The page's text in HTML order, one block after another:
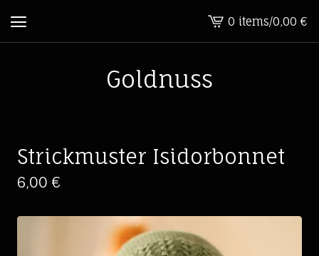
View
cart
0 items/0,00 €
Goldnuss
Strickmuster Isidorbonnet
6,00€